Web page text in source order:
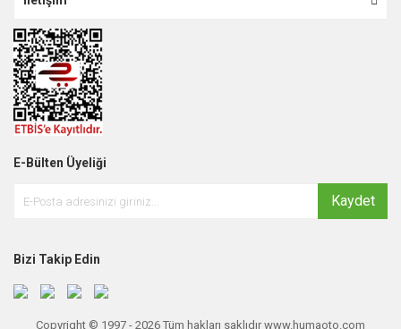
E-Bülten Üyeliği
Kaydet
Bizi Takip Edin
Copyright © 1997 - 2026 Tüm hakları saklıdır www.humaoto.com